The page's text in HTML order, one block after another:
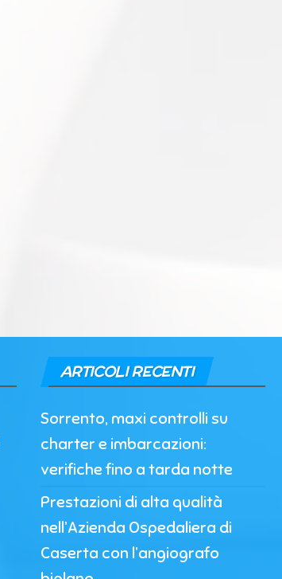
ARTICOLI RECENTI
Sorrento, maxi controlli su
charter e imbarcazioni:
verifiche fino a tarda notte
Prestazioni di alta qualità
nell’Azienda Ospedaliera di
Caserta con l’angiografo